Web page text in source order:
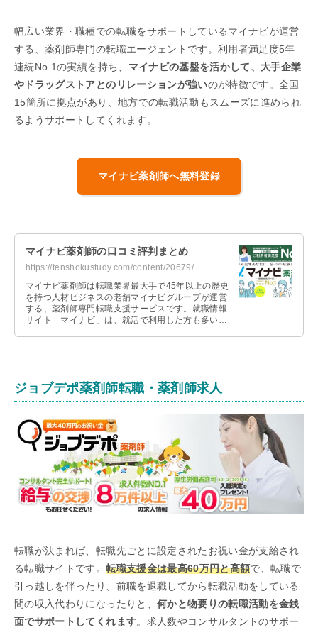
幅広い業界・職種での転職をサポートしているマイナビが運営
する、薬剤師専門の転職エージェントです。利用者満足度5年
連続No.1の実績を持ち、 マイナビの基盤を活かして、大手企業
やドラッグストアとのリレーションが強いのが特徴です。全国
15箇所に拠点があり、地方での転職活動もスムーズに進められ
るようサポートしてくれます。
マイナビ薬剤師へ無料登録
マイナビ薬剤師の口コミ評判まとめ
https://tenshokustudy.com/content/20679/
マイナビ薬剤師は転職業界最大手で45年以上の歴史
を持つ人材ビジネスの老舗マイナビグループが運営
する、薬剤師専門転職支援サービスです。就職情報
サイト「マイナビ」は、就活で利用した方も多いと
ジョブデポ薬剤師転職・薬剤師求人
転職が決まれば、転職先ごとに設定されたお祝い金が支給され
る転職サイトです。転職支援金は最高60万円と高額で、転職で
引っ越しを伴ったり、前職を退職してから転職活動をしている
間の収入代わりになったりと、 何かと物要りの転職活動を金銭
面でサポートしてくれます。求人数やコンサルタントのサポー